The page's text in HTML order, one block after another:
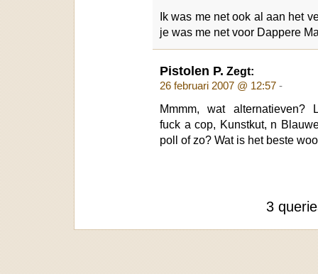
Ik was me net ook al aan het
je was me net voor Dappere
Pistolen P. Zegt:
26 februari 2007 @ 12:57 -
Mmmm, wat alternatieven?
fuck a cop, Kunstkut, n
poll of zo? Wat is het beste
3